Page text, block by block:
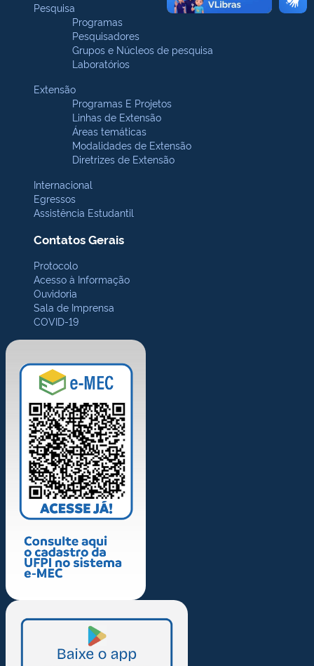
Pesquisa
Programas
Pesquisadores
Grupos e Núcleos de pesquisa
Laboratórios
Extensão
Programas E Projetos
Linhas de Extensão
Áreas temáticas
Modalidades de Extensão
Diretrizes de Extensão
Internacional
Egressos
Assistência Estudantil
Contatos Gerais
Protocolo
Acesso à Informação
Ouvidoria
Sala de Imprensa
COVID-19